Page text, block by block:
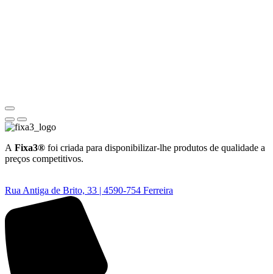
A Fixa3® foi criada para disponibilizar-lhe produtos de qualidade a
preços competitivos.
Rua Antiga de Brito, 33 | 4590-754 Ferreira